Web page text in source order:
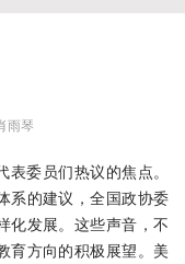
雨琴
委员们热议的焦点。
系的建议，全国政协委
化发展。这些声音，不
育方向的积极展望。美